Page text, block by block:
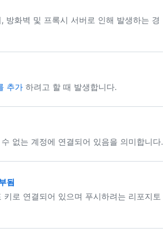
방화벽 및 프록시 서버로 인해 발생하는 경
추가 하려고 할 때 발생합니다.
없는 계정에 연결되어 있음을 의미합니다.
됨
로 연결되어 있으며 푸시하려는 리포지토